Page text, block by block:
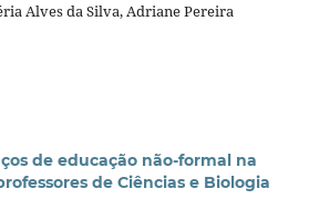
Alves da Silva, Adriane Pereira
de educação não-formal na
de Ciências e Biologia